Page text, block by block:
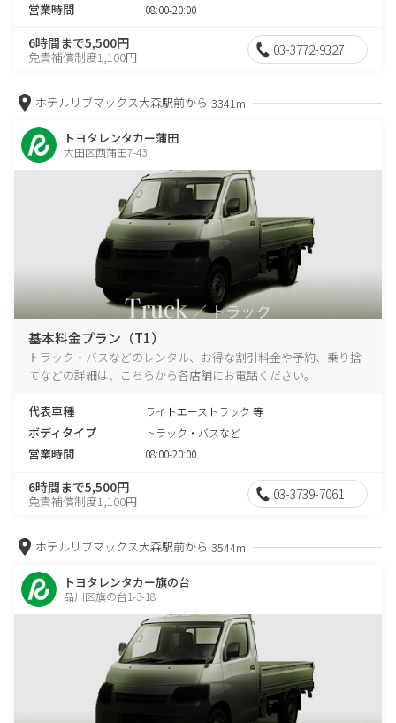
営業時間 08:00-20:00
6時間まで5,500円
免責補償制度1,100円 03-3772-9327
ホテルリブマックス大森駅前から 3341m
トヨタレンタカー蒲田
大田区西蒲田7-43
基本料金プラン（T1）
トラック・バスなどのレンタル、お得な割引料金や予約、乗り捨
てなどの詳細は、こちらから各店舗にお電話ください。
代表車種 ライトエーストラック 等
ボディタイプ トラック・バスなど
営業時間 08:00-20:00
6時間まで5,500円
免責補償制度1,100円 03-3739-7061
ホテルリブマックス大森駅前から 3544m
トヨタレンタカー旗の台
品川区旗の台1-3-18